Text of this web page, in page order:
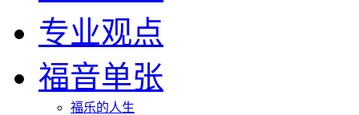
专业观点
福音单张
福乐的人生